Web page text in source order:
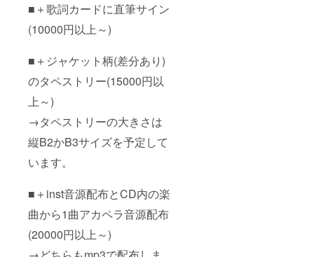
■＋歌詞カードに直筆サイン
(10000円以上～)
■＋ジャケット柄(差分あり)
のタペストリー(15000円以
上～)
→タペストリーの大きさは
縦B2かB3サイズを予定して
います。
■＋inst音源配布とCD内の楽
曲から1曲アカペラ音源配布
(20000円以上～)